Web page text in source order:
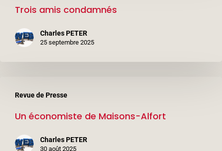
condamnés
Trois amis condamnés
Charles PETER
25 septembre 2025
Revue de Presse
économiste
Alfort
Un économiste de Maisons-Alfort
Charles PETER
30 août 2025